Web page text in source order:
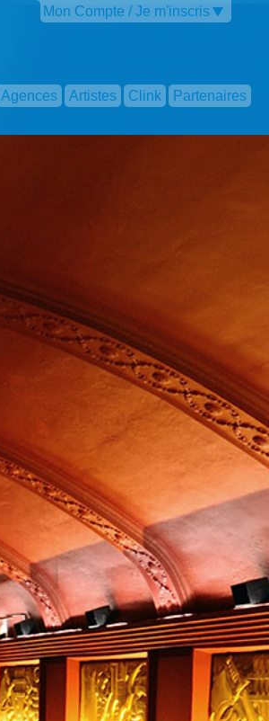
Mon Compte / Je m'inscris
Agences Artistes Clink Partenaires